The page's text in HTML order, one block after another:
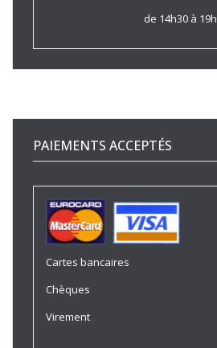
de 14h30 à 19h
PAIEMENTS ACCEPTÉS
Cartes bancaires
Chèques
Virement